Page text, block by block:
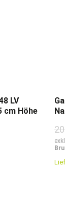
LV
cm Höhe